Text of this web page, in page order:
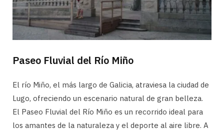
Paseo Fluvial del Río Miño
El río Miño, el más largo de Galicia, atraviesa la ciudad de
Lugo, ofreciendo un escenario natural de gran belleza.
El Paseo Fluvial del Río Miño es un recorrido ideal para
los amantes de la naturaleza y el deporte al aire libre. A